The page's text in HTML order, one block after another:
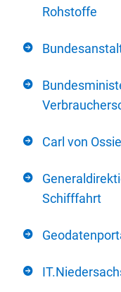
Rohstoffe
Carl von
Schifffahrt